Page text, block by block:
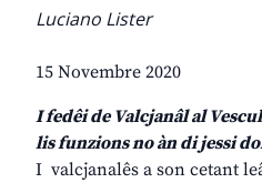
Luciano Lister
15 Novembre 2020
I fedêi de Valcjanâl al
lis funzions no àn di jessi
I valcjanalês a son cetant